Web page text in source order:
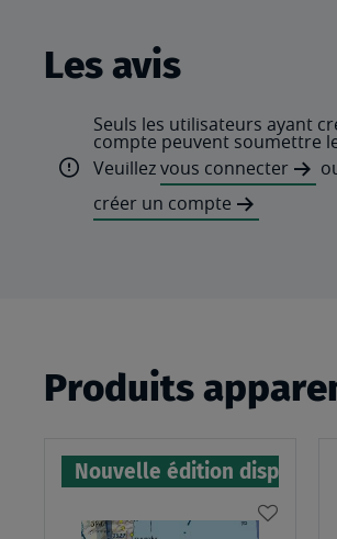
Les avis
Seuls les utilisateurs ayant
compte peuvent soumettre
Veuillezvous connecter
créer un compte
Produits
Nouvelle édition disponible